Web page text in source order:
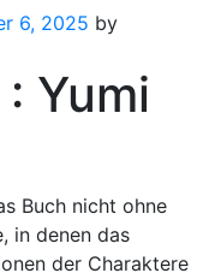
6, 2025 by
Yumi
Buch nicht ohne
in denen das
der Charaktere